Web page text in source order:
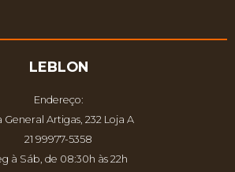
LEBLON
Endereço:
General Artigas, 232 Loja A
21 99977-5358
à Sáb, de 08:30h às 22h